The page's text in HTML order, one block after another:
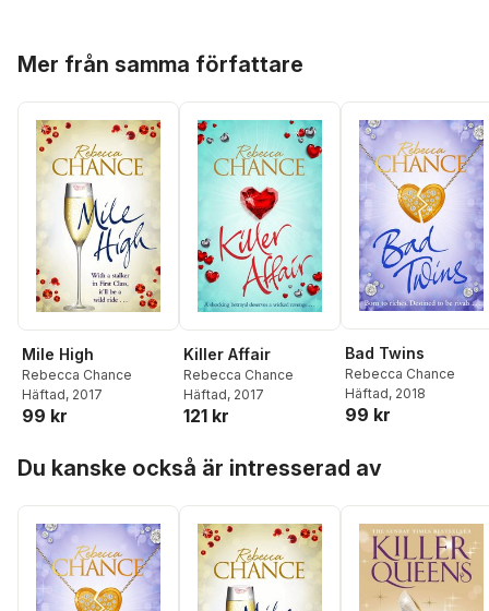
Mer från samma författare
Mile High
Rebecca Chance
Häftad, 2017
99 kr
Killer Affair
Rebecca Chance
Häftad, 2017
121 kr
Bad Twins
Rebecca Chance
Häftad, 2018
99 kr
Du kanske också är intresserad av